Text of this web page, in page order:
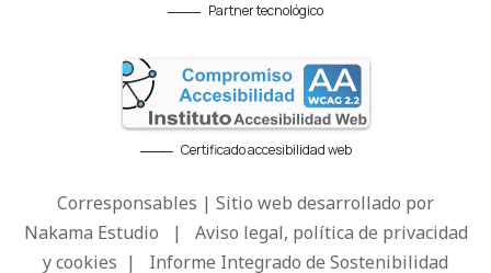
Partner tecnológico
Certificado accesibilidad web
Corresponsables | Sitio web desarrollado por
Nakama Estudio | Aviso legal, política de privacidad
y cookies | Informe Integrado de Sostenibilidad